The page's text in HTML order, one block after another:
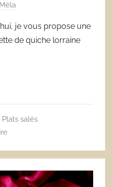
Méla
je vous propose une
de quiche lorraine
Plats salés